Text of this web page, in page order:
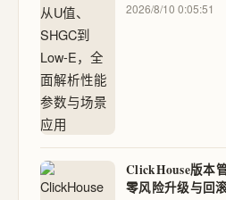
2026/8/10 0:05:51
ClickHouse版本
零风险升级与回